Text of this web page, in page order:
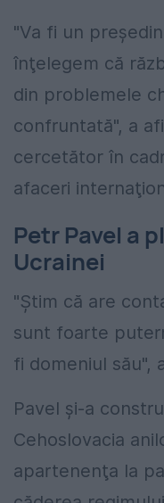
"Va fi un
înţelegem că
din problemele
confruntată", a
cercetător în
afaceri
Petr Pavel a
Ucrainei
"Ştim că are
sunt foarte
fi domeniul său",
Pavel şi-a
Cehoslovacia
apartenenţa la